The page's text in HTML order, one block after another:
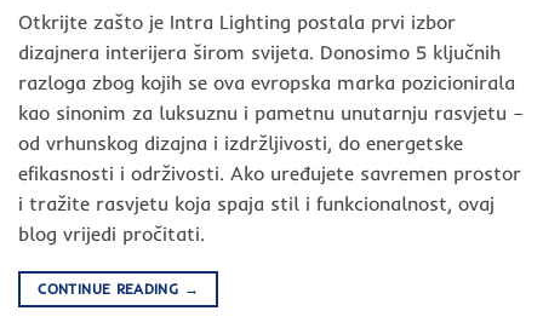
Otkrijte zašto je Intra Lighting postala prvi izbor
dizajnera interijera širom svijeta. Donosimo 5 ključnih
razloga zbog kojih se ova evropska marka pozicionirala
kao sinonim za luksuznu i pametnu unutarnju rasvjetu –
od vrhunskog dizajna i izdržljivosti, do energetske
efikasnosti i održivosti. Ako uređujete savremen prostor
i tražite rasvjetu koja spaja stil i funkcionalnost, ovaj
blog vrijedi pročitati.
CONTINUE READING →